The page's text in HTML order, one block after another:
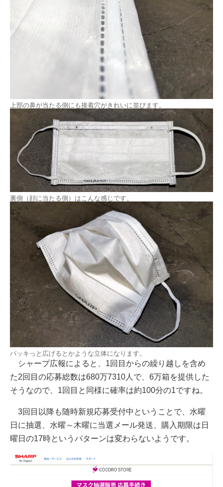
上部の鼻が当たる側にも接着穴がきれいに並びます。
裏側（顔に当たる側）はこんな感じです。
バッキっと広げるとかような立体になります。
シャープ広報によると、1回目からの繰り越しを含め
た2回目の応募総数は680万7310人で、6万箱を提供した
そうなので、1回目と同様に確率は約100分の1ですね。
3回目以降も随時新規応募受付中ということで、水曜
日に抽選、水曜～木曜に当選メール発送、購入期限は日
曜日の17時というパターンは変わらないようです。